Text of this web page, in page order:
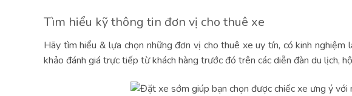
Tìm hiểu kỹ thông tin đơn vị cho thuê xe
Hãy tìm hiểu & lựa chọn những đơn vị cho thuê xe uy tín, có kinh
khảo đánh giá trực tiếp từ khách hàng trước đó trên các diễn đàn du lịch,